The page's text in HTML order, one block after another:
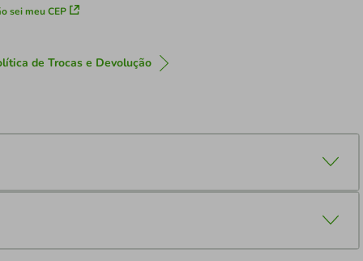
sei meu CEP
de Trocas e Devolução